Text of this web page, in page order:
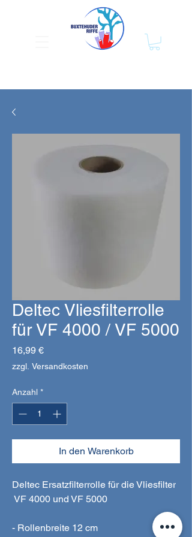
Deltec Vliesfilterrolle
für VF 4000 / VF 5000
16,99 €Preis
zzgl. Versandkosten
Anzahl *
In den Warenkorb
Deltec Ersatzfilterrolle für die Vliesfilter
VF 4000 und VF 5000
- Rollenbreite 12 cm